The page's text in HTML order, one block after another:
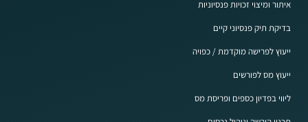
איתור ומיצוי זכויות פנסיוניות
בדיקת תיק פנסיוני קיים
ייעוץ לפרישה מוקדמת / כפויה
ייעוץ מס לפורשים
ליווי בפדיון כספים ופריסת מס